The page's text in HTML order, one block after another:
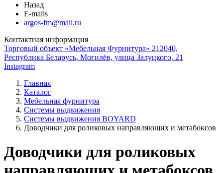
Назад
E-mails
argos-fm@mail.ru
Контактная информация
Торговый объект «Мебельная Фурнитура» 212040,
Республика Беларусь, Могилёв, улица Залуцкого, 21
Instagram
Главная
Каталог
Мебельная фурнитура
Системы выдвижения
Системы выдвижения BOYARD
Доводчики для роликовых направляющих и метабоксов
Доводчики для роликовых